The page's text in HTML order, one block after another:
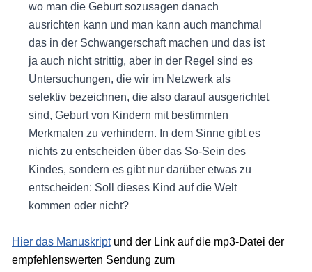
wo man die Geburt sozusagen danach
ausrichten kann und man kann auch manchmal
das in der Schwangerschaft machen und das ist
ja auch nicht strittig, aber in der Regel sind es
Untersuchungen, die wir im Netzwerk als
selektiv bezeichnen, die also darauf ausgerichtet
sind, Geburt von Kindern mit bestimmten
Merkmalen zu verhindern. In dem Sinne gibt es
nichts zu entscheiden über das So-Sein des
Kindes, sondern es gibt nur darüber etwas zu
entscheiden: Soll dieses Kind auf die Welt
kommen oder nicht?
Hier das Manuskriptund der Link auf die mp3-Datei der
empfehlenswerten Sendung zum